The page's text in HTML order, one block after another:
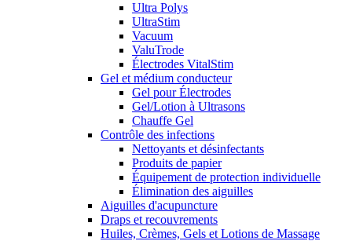
Ultra Polys
UltraStim
Vacuum
ValuTrode
Électrodes VitalStim
Gel et médium conducteur
Gel pour Électrodes
Gel/Lotion à Ultrasons
Chauffe Gel
Contrôle des infections
Nettoyants et désinfectants
Produits de papier
Équipement de protection individuelle
Élimination des aiguilles
Aiguilles d'acupuncture
Draps et recouvrements
Huiles, Crèmes, Gels et Lotions de Massage